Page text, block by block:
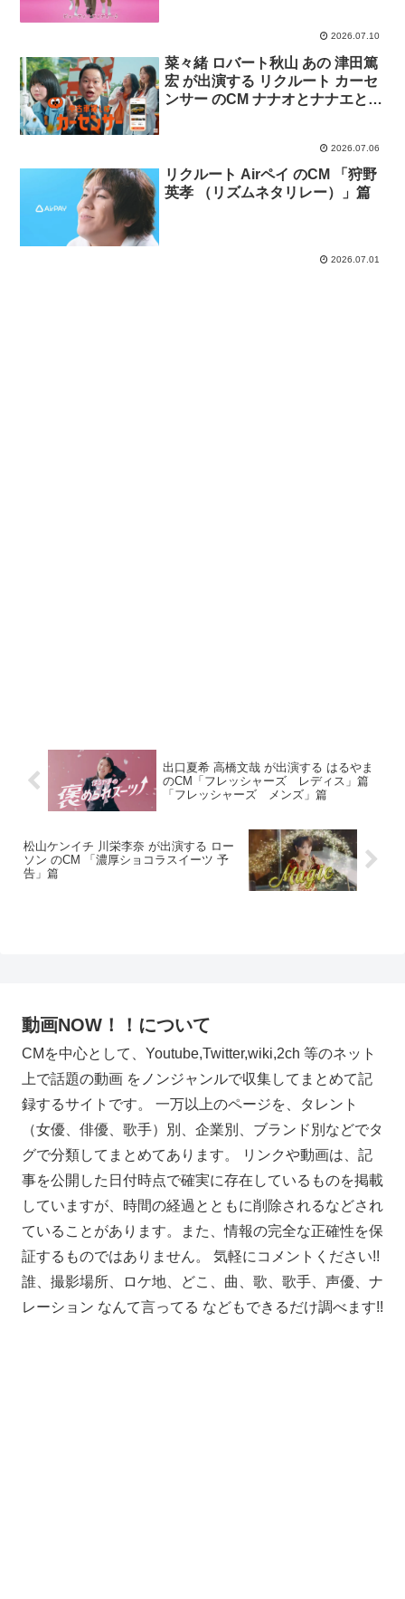
2026.07.10
菜々緒 ロバート秋山 あの 津田篤
宏 が出演する リクルート カーセ
ンサー のCM ナナオとナナエとあ
2026.07.06
リクルート Airペイ のCM 「狩野
英孝 （リズムネタリレー）」篇
2026.07.01
出口夏希 高橋文哉 が出演する はるやま
のCM「フレッシャーズ レディス」篇
「フレッシャーズ メンズ」篇
松山ケンイチ 川栄李奈 が出演する ロー
ソン のCM 「濃厚ショコラスイーツ 予
告」篇
動画NOW！！について
CMを中心として、Youtube,Twitter,wiki,2ch 等のネット
上で話題の動画 をノンジャンルで収集してまとめて記
録するサイトです。 一万以上のページを、タレント
（女優、俳優、歌手）別、企業別、ブランド別などでタ
グで分類してまとめてあります。 リンクや動画は、記
事を公開した日付時点で確実に存在しているものを掲載
していますが、時間の経過とともに削除されるなどされ
ていることがあります。また、情報の完全な正確性を保
証するものではありません。 気軽にコメントください!!
誰、撮影場所、ロケ地、どこ、曲、歌、歌手、声優、ナ
レーション なんて言ってる などもできるだけ調べます!!